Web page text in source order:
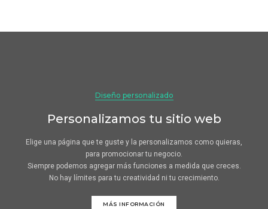
Diseño personalizado
Personalizamos tu sitio web
Elige una página que te guste y la personalizamos como quieras,
para promocionar tu negocio.
Siempre podemos agregar más funciones a medida que creces.
No hay límites para tu creatividad ni tu crecimiento.
MÁS INFORMACIÓN